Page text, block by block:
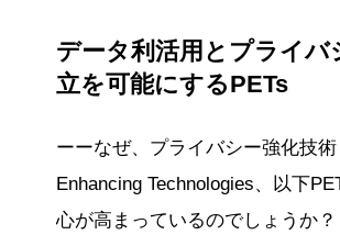
データ利活用とプライバ
立を可能にするPETs
ーーなぜ、プライバシー強化技
Enhancing Technologies、以下
心が高まっているのでしょうか？